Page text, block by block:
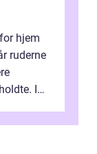
hjem
ruderne
I